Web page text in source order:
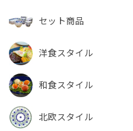
セット商品
洋食スタイル
和食スタイル
北欧スタイル